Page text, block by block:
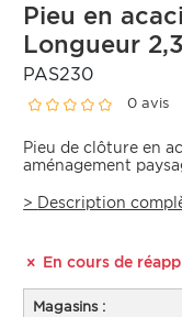
Pieu en
Longueur
PAS230
0 avis
Pieu de clôture en
aménagement
> Description
En cours de
Magasins :